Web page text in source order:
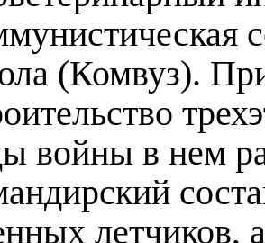
(Комвуз).
войны в нем
летчиков,